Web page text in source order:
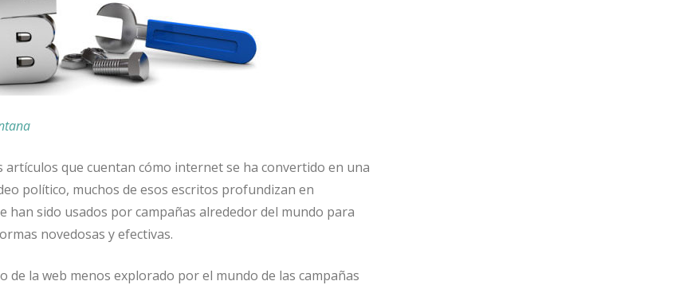
artículos que cuentan cómo internet se ha convertido en una
político, muchos de esos escritos profundizan en
han sido usados por campañas alrededor del mundo para
novedosas y efectivas.
de la web menos explorado por el mundo de las campañas